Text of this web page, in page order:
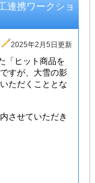
連携ワークショ
2025年2月5日更新
「ヒット商品を
すが、大雪の影
ただくこととな
させていただき